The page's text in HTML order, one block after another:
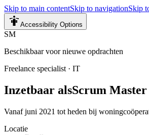
Skip to main contentSkip to navigationSkip
Accessibility Options
SM
Beschikbaar voor nieuwe opdrachten
Freelance specialist · IT
Inzetbaar alsScrum Master
Vanaf juni 2021 tot heden bij
Locatie